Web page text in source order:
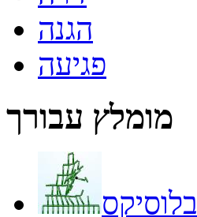
הגנה
פגיעה
מומלץ עבורך
בלוסיקס